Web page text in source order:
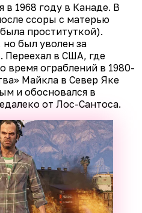
в 1968 году в Канаде. В
ссоры с матерью
проституткой).
был уволен за
Переехал в США, где
время ограблений в 1980-
Майкла в Север Яке
и обосновался в
от Лос-Сантоса.